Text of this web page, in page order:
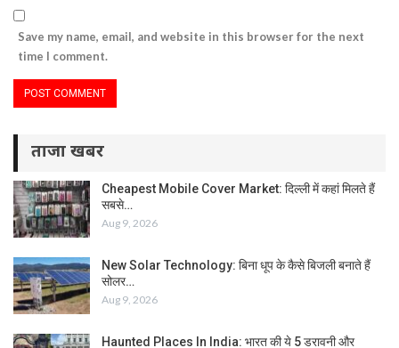
Save my name, email, and website in this browser for the next
time I comment.
ताजा खबर
Cheapest Mobile Cover Market: दिल्ली में कहां मिलते हैं
सबसे…
Aug 9, 2026
New Solar Technology: बिना धूप के कैसे बिजली बनाते हैं
सोलर…
Aug 9, 2026
Haunted Places In India: भारत की ये 5 डरावनी और